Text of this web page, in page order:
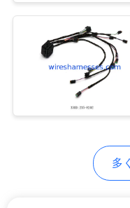
ブリ
多